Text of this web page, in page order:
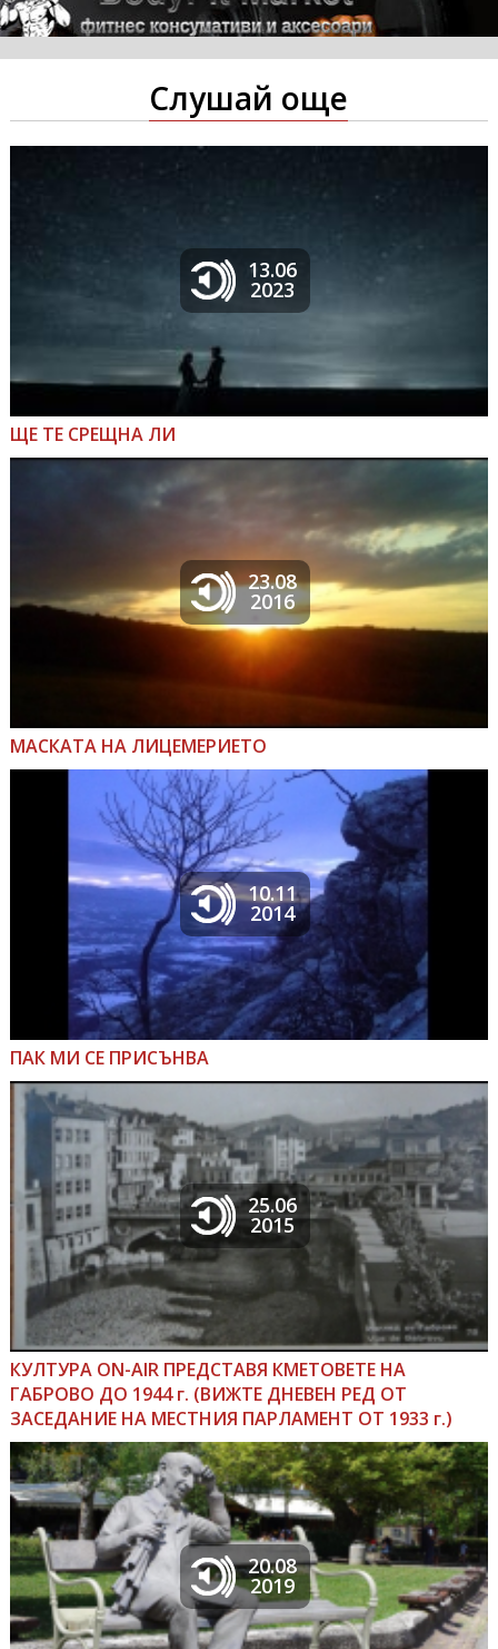
Слушай още
13.06
2023
ЩЕ ТЕ СРЕЩНА ЛИ
23.08
2016
МАСКАТА НА ЛИЦЕМЕРИЕТО
10.11
2014
ПАК МИ СЕ ПРИСЪНВА
25.06
2015
КУЛТУРА ON-AIR ПРЕДСТАВЯ КМЕТОВЕТЕ НА
ГАБРОВО ДО 1944 г. (ВИЖТЕ ДНЕВЕН РЕД ОТ
ЗАСЕДАНИЕ НА МЕСТНИЯ ПАРЛАМЕНТ ОТ 1933 г.)
20.08
2019